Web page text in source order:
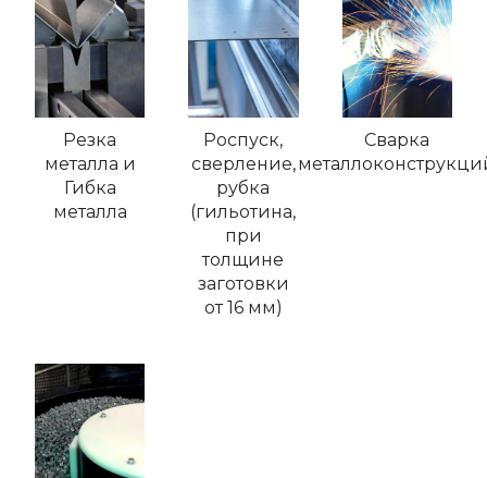
Резка
металла и
Гибка
металла
Роспуск,
сверление,
рубка
(гильотина,
при
толщине
заготовки
от 16 мм)
Сварка